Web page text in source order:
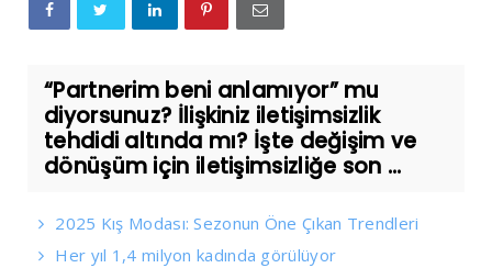
“Partnerim beni anlamıyor” mu
diyorsunuz? İlişkiniz iletişimsizlik
tehdidi altında mı? İşte değişim ve
dönüşüm için iletişimsizliğe son ...
2025 Kış Modası: Sezonun Öne Çıkan Trendleri
Her yıl 1,4 milyon kadında görülüyor